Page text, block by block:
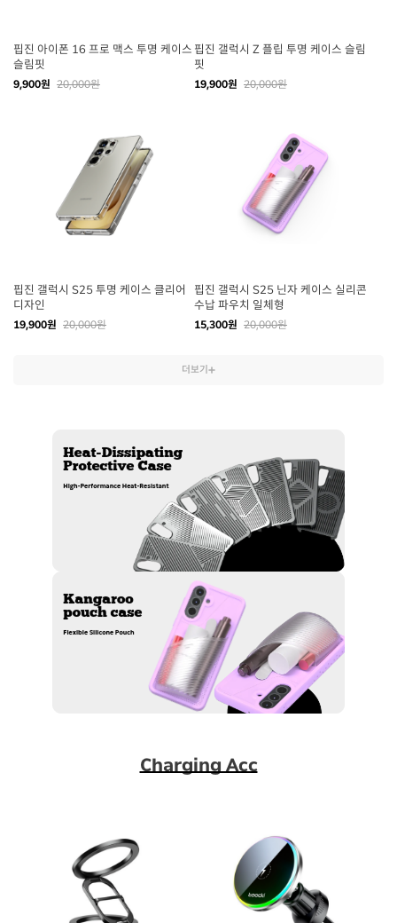
핍진 아이폰 16 프로 맥스 투명 케이스
슬림핏
9,900원 20,000원
핍진 갤럭시 Z 플립 투명 케이스 슬림
핏
19,900원 20,000원
핍진 갤럭시 S25 투명 케이스 클리어
디자인
19,900원 20,000원
핍진 갤럭시 S25 닌자 케이스 실리콘
수납 파우치 일체형
15,300원 20,000원
더보기
Charging Acc